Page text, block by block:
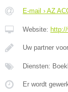
E-mail › AZ
Website:
Uw partner
Diensten:
Er wordt